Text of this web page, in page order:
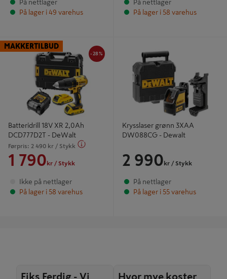
På nettlager
På lager i 49 varehus
På nettlager
På lager i 58 varehus
Batteridrill 18V XR 2,0Ah
DCD777D2T - DeWalt
-28%
Batteridrill 18V XR 2,0Ah
DCD777D2T - DeWalt
Førpris: 2 490 kr / Stykk
1 790 kr / Stykk
MAKKERTILBUD
Ikke på nettlager
På lager i 58 varehus
Krysslaser grønn 3XAA
DW088CG - Dewalt
2 990 kr / Stykk
På nettlager
På lager i 55 varehus
Fiks Ferdig - Vi
Hvor mye koster